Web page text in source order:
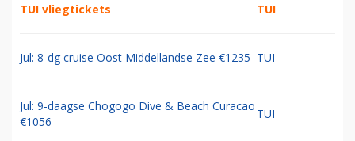
TUI vliegtickets TUI
Jul: 8-dg cruise Oost Middellandse Zee €1235 TUI
Jul: 9-daagse Chogogo Dive & Beach Curacao
€1056
TUI